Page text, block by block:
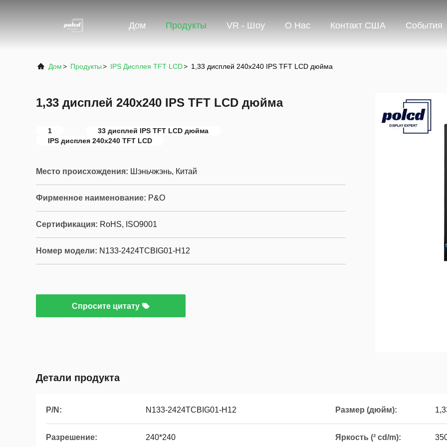
Дом Продукты VR - Шоу О Нас Контакт США События
Дом> Продукты> IPS Дисплея TFT LCD> 1,33 дисплей 240x240 IPS TFT LCD дюйма
1,33 дисплей 240x240 IPS TFT LCD дюйма
1
33 дисплей IPS TFT LCD дюйма
IPS дисплея 240x240 TFT LCD
Место происхождения: Шэньчжэнь, Китай
Фирменное наименование: P&O
Сертификация: RoHS, ISO9001
Номер модели: N133-2424TCBIG01-H12
Спросите цитату
Детали продукта
P/N: N133-2424TCBIG01-H12 Размер (дюйм):
Разрешение: 240*240 Яркость (² cd/m):